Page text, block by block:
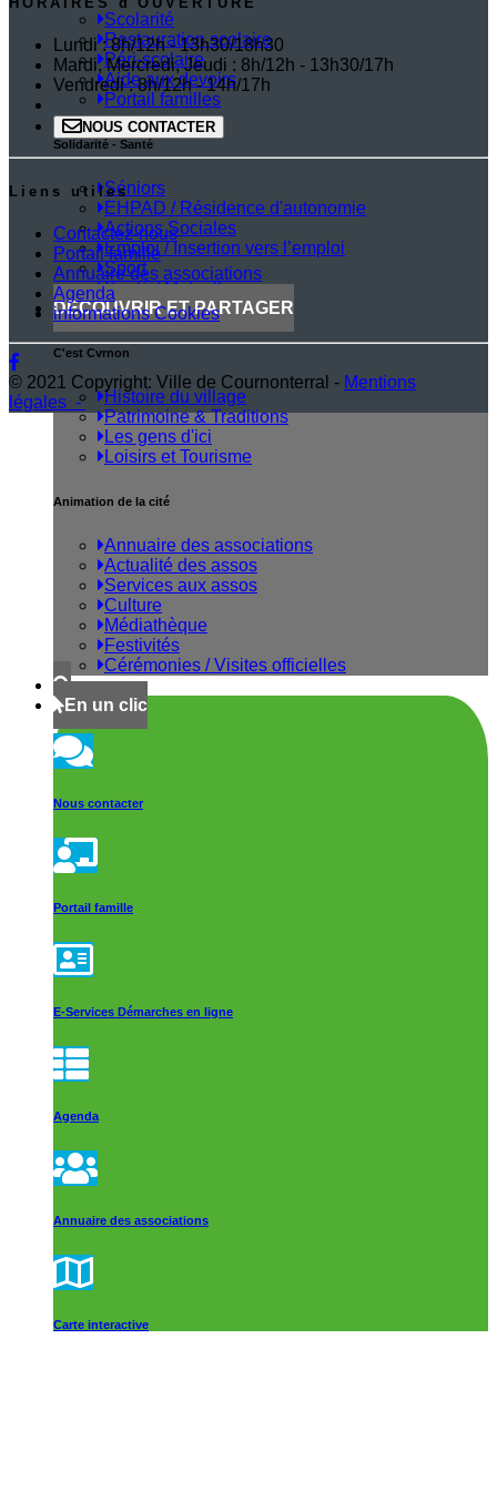
Scolarité
Restauration scolaire
Péri-scolaire
Aide aux devoirs
Portail familles
Solidarité - Santé
Séniors
EHPAD / Résidence d'autonomie
Actions Sociales
Emploi / Insertion vers l’emploi
Sport
Santé / Mutuelle
DECOUVRIR ET PARTAGER
C'est Cvrnon
Histoire du village
Patrimoine & Traditions
Les gens d'ici
Loisirs et Tourisme
Animation de la cité
Annuaire des associations
Actualité des assos
Services aux assos
Culture
Médiathèque
Festivités
Cérémonies / Visites officielles
En un clic
Nous contacter
Portail famille
E-Services Démarches en ligne
Agenda
Annuaire des associations
Carte interactive
Lundi : 8h/12h - 13h30/18h30
Mardi, Mercredi, Jeudi : 8h/12h - 13h30/17h
Vendredi : 8h/12h - 14h/17h
NOUS CONTACTER
Liens utiles
Contactez-nous
Portail famille
Annuaire des associations
Agenda
informations Cookies
© 2021 Copyright: Ville de Cournonterral - Mentions
légales -